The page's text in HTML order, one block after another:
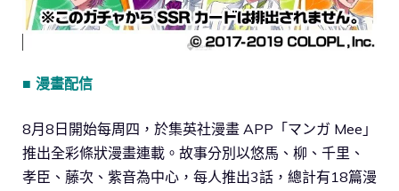
■ 漫畫配信
8月8日開始每周四，於集英社漫畫 APP「マンガ Mee」
推出全彩條狀漫畫連載。故事分別以悠馬、柳、千里、
孝臣、藤次、紫音為中心，每人推出3話，總計有18篇漫